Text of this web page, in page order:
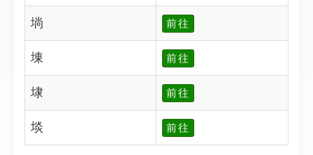
埫 前往
埬 前往
埭 前往
埮 前往